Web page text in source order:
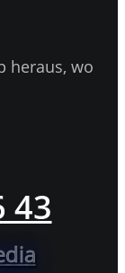
heraus, wo
43